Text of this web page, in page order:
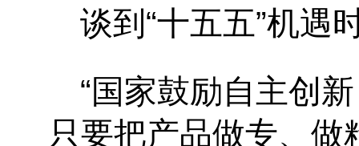
谈到“十五五”机遇
“国家鼓励自主创
只要把产品做专、